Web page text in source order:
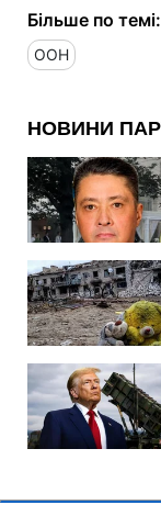
Більше по темі:
ООН